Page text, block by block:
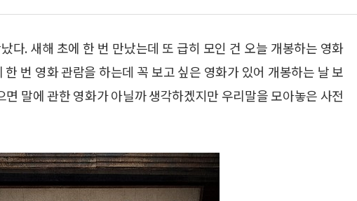
다. 새해 초에 한 번 만났는데 또 급히 모인 건 오늘 개봉하는 영화
번 영화 관람을 하는데 꼭 보고 싶은 영화가 있어 개봉하는 날 보
면 말에 관한 영화가 아닐까 생각하겠지만 우리말을 모아놓은 사전